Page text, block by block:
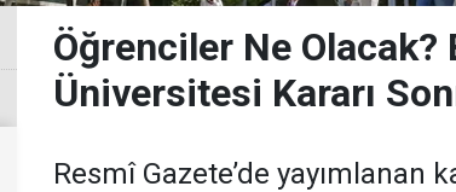
Öğrenciler Ne Olacak?
Üniversitesi Kararı
Resmî Gazete’de yayımlanan